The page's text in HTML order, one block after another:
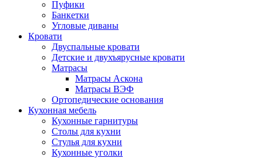
Пуфики
Банкетки
Угловые диваны
Кровати
Двуспальные кровати
Детские и двухъярусные кровати
Матрасы
Матрасы Аскона
Матрасы ВЭФ
Ортопедические основания
Кухонная мебель
Кухонные гарнитуры
Столы для кухни
Стулья для кухни
Кухонные уголки